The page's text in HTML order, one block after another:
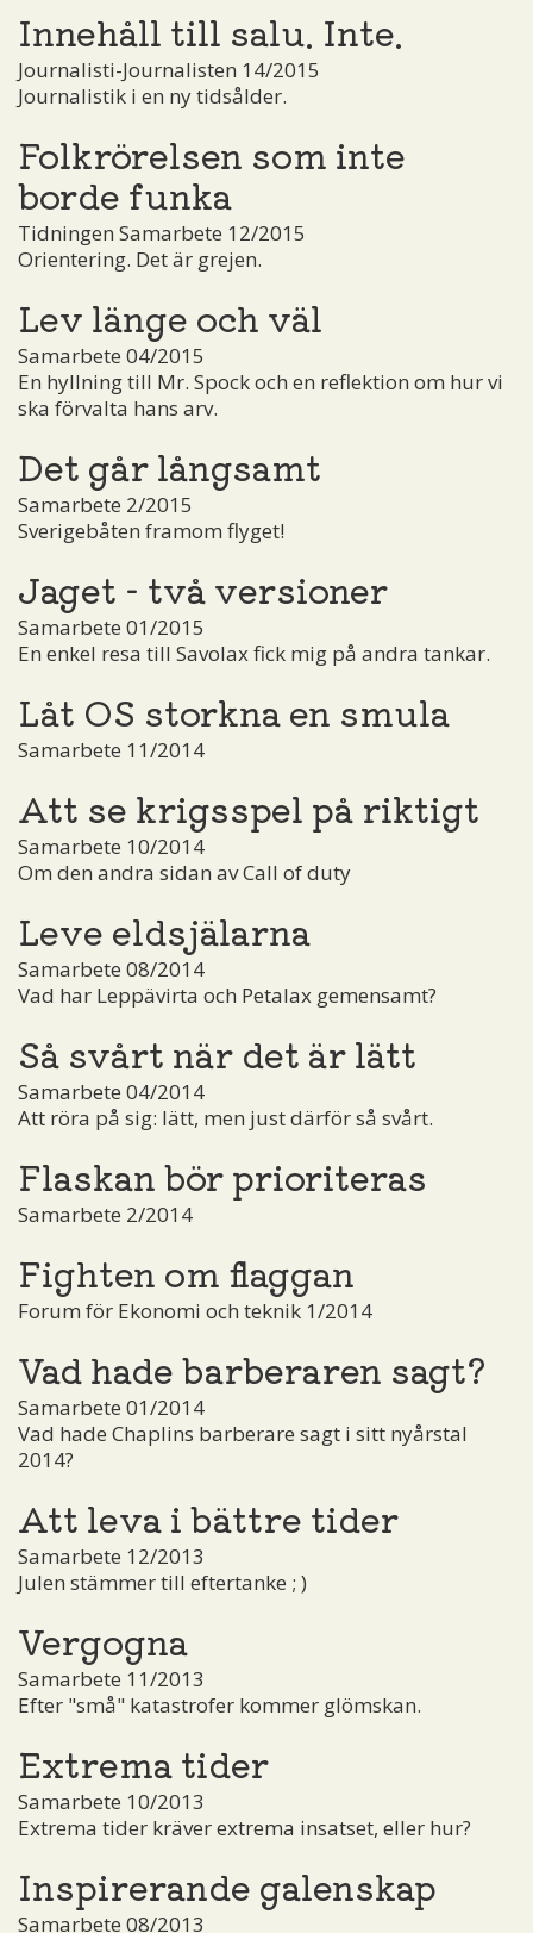
Innehåll till salu. Inte.
Journalisti-Journalisten 14/2015
Journalistik i en ny tidsålder.
Folkrörelsen som inte
borde funka
Tidningen Samarbete 12/2015
Orientering. Det är grejen.
Lev länge och väl
Samarbete 04/2015
En hyllning till Mr. Spock och en reflektion om hur vi
ska förvalta hans arv.
Det går långsamt
Samarbete 2/2015
Sverigebåten framom flyget!
Jaget - två versioner
Samarbete 01/2015
En enkel resa till Savolax fick mig på andra tankar.
Låt OS storkna en smula
Samarbete 11/2014
Att se krigsspel på riktigt
Samarbete 10/2014
Om den andra sidan av Call of duty
Leve eldsjälarna
Samarbete 08/2014
Vad har Leppävirta och Petalax gemensamt?
Så svårt när det är lätt
Samarbete 04/2014
Att röra på sig: lätt, men just därför så svårt.
Flaskan bör prioriteras
Samarbete 2/2014
Fighten om flaggan
Forum för Ekonomi och teknik 1/2014
Vad hade barberaren sagt?
Samarbete 01/2014
Vad hade Chaplins barberare sagt i sitt nyårstal
2014?
Att leva i bättre tider
Samarbete 12/2013
Julen stämmer till eftertanke ; )
Vergogna
Samarbete 11/2013
Efter "små" katastrofer kommer glömskan.
Extrema tider
Samarbete 10/2013
Extrema tider kräver extrema insatset, eller hur?
Inspirerande galenskap
Samarbete 08/2013